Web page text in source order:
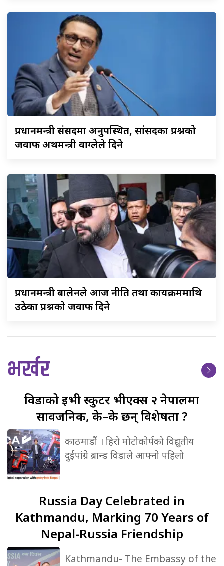
प्रधानमन्त्रीसंसदमा अनुपस्थित, सांसदका प्रश्नको
जवाफ अर्थमन्त्री वाग्लेले दिने
प्रधानमन्त्रीबालेनले आज नीति तथा कार्यक्रममाथि
उठेका प्रश्नको जवाफ दिने
भर्खर
विडाकोईभी स्कुटर भीएक्स २ नेपालमा
सार्वजनिक, के–के छन् विशेषता ?
काठमाडौं । हिरो मोटोकोर्पको विद्युतीय
दुईपांग्रे ब्रान्ड विडाले आफ्नो पहिलो
Russia Day Celebrated in
Kathmandu, Marking 70 Years of
Nepal-Russia Friendship
Kathmandu- The Embassy of the